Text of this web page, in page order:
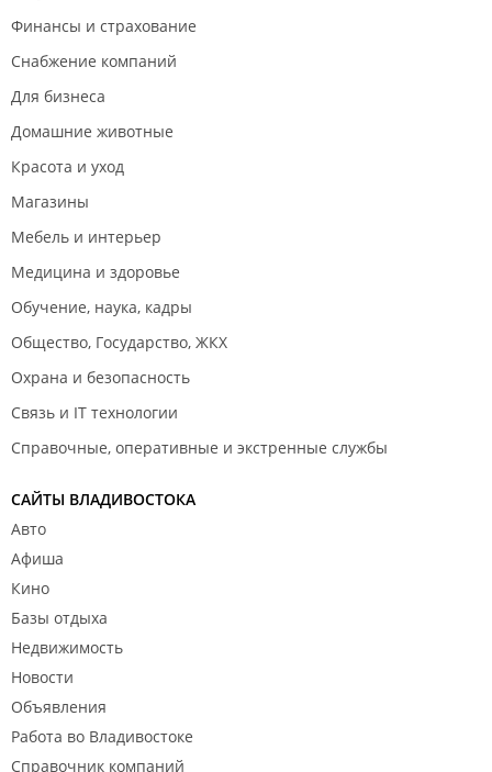
Финансы и страхование
Снабжение компаний
Для бизнеса
Домашние животные
Красота и уход
Магазины
Мебель и интерьер
Медицина и здоровье
Обучение, наука, кадры
Общество, Государство, ЖКХ
Охрана и безопасность
Связь и IT технологии
Справочные, оперативные и экстренные службы
САЙТЫ ВЛАДИВОСТОКА
Авто
Афиша
Кино
Базы отдыха
Недвижимость
Новости
Объявления
Работа во Владивостоке
Справочник компаний